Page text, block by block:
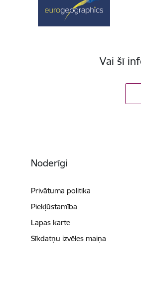
Vai šī
Noderīgi
Privātuma politika
Piekļūstamība
Lapas karte
Sīkdatņu izvēles maiņa